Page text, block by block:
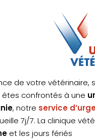
de votre
êtes confrontés à une
, notre service
7j/7. La clinique
et les jours fériés